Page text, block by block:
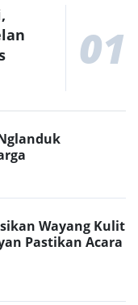
01
Wayang Kulit
Pastikan Acara